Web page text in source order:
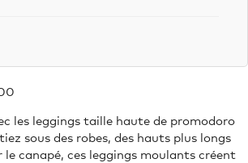
les leggings taille haute de promodoro
sous des robes, des hauts plus longs
le canapé, ces leggings moulants créent